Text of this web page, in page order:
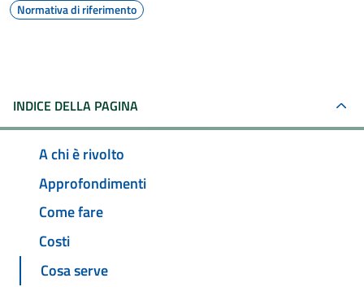
Normativa di riferimento
INDICE DELLA PAGINA
A chi è rivolto
Approfondimenti
Come fare
Costi
Cosa serve